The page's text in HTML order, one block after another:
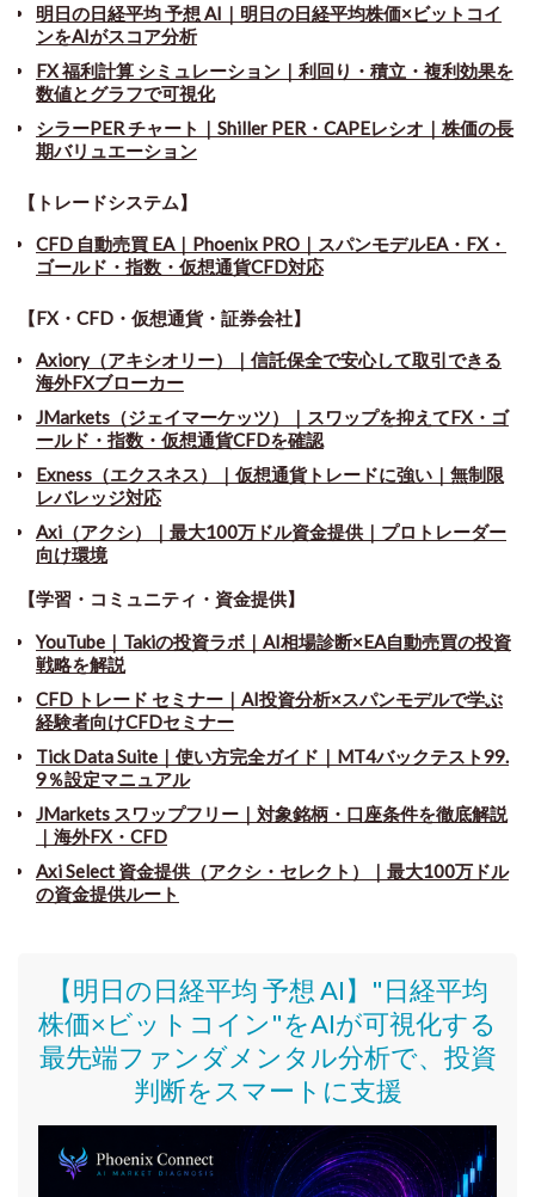
明日の日経平均 予想 AI｜明日の日経平均株価×ビットコイ
ンをAIがスコア分析
FX 福利計算 シミュレーション｜利回り・積立・複利効果を
数値とグラフで可視化
シラーPER チャート ｜ Shiller PER・CAPEレシオ｜株価の長
期バリュエーション
【トレードシステム】
CFD 自動売買 EA｜Phoenix PRO｜スパンモデルEA・FX・
ゴールド・指数・仮想通貨CFD対応
【FX・CFD・仮想通貨・証券会社】
Axiory（アキシオリー）｜信託保全で安心して取引できる
海外FXブローカー
JMarkets（ジェイマーケッツ）｜スワップを抑えてFX・ゴ
ールド・指数・仮想通貨CFDを確認
Exness（エクスネス）｜仮想通貨トレードに強い｜無制限
レバレッジ対応
Axi（アクシ）｜最大100万ドル資金提供｜プロトレーダー
向け環境
【学習・コミュニティ・資金提供】
YouTube｜Takiの投資ラボ｜AI相場診断×EA自動売買の投資
戦略を解説
CFD トレード セミナー ｜ AI投資分析×スパンモデルで学ぶ
経験者向けCFDセミナー
Tick Data Suite ｜ 使い方完全ガイド｜MT4バックテスト99.
9％設定マニュアル
JMarkets スワップフリー ｜ 対象銘柄・口座条件を徹底解説
｜海外FX・CFD
Axi Select 資金提供（アクシ・セレクト）｜最大100万ドル
の資金提供ルート
【明日の日経平均 予想 AI】"日経平均
株価×ビットコイン"をAIが可視化する
最先端ファンダメンタル分析で、投資
判断をスマートに支援